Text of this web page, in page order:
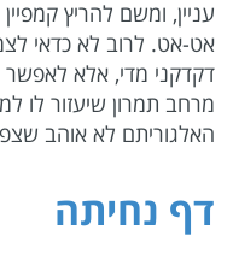
עניין, ומשם להריץ
אט-אט. לרוב לא כדאי
דקדקני מדי, אלא לאפשר
מרחב תמרון שיעזור לו
האלגוריתם לא אוהב
דף נחיתה